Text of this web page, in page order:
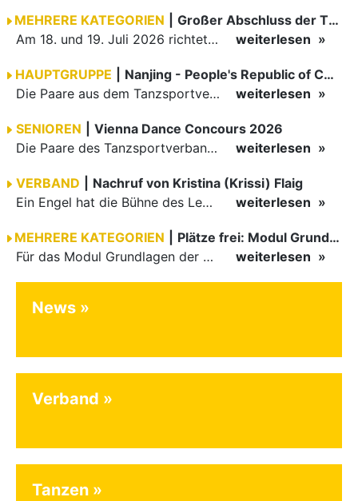
MEHRERE KATEGORIEN
Großer Abschluss der TBW-Trophy in Weinheim
Am 18. und 19. Juli 2026 richtete die Tanzsportabteilung (TSA) der TSG 1862 Weinheim das Abschlussturnier der diesjährigen TBW-Trophy-Serie aus. Zum traditionellen Saisonfinale kamen rund 400 Starts über…
weiterlesen
HAUPTGRUPPE
Nanjing - People's Republic of China
Die Paare aus dem Tanzsportverband Baden-Württemberg (TBW) haben beim hochklassig besetzten WDSF GrandSlam im chinesischen Nanjing wieder einmal auf internationalem Top-Niveau geglänzt. Das…
weiterlesen
SENIOREN
Vienna Dance Concours 2026
Die Paare des Tanzsportverbandes Baden-Württemberg (TBW) glänzten auf dem internationalen Parkett des Vienna Dance Concourse 2026 im Wiener Rathaus mit hervorragenden Platzierungen Ergebnisse unter: …
weiterlesen
VERBAND
Nachruf von Kristina (Krissi) Flaig
Ein Engel hat die Bühne des Lebens verlassen. Viel zu früh, plötzlich und für uns alle unfassbar, wurde unsere geliebte Kristina (Krissi) Flaig im Alter von 36 Jahren aus dem Leben gerissen. Das Tanzen…
weiterlesen
MEHRERE KATEGORIEN
Plätze frei: Modul Grundlagen
Für das Modul Grundlagen der Breitensportausbildung vom 10. bis 13. September an der Landessportschule Albstadt sind noch Plätze frei. Das Modul kann auch für den Lizenzerhalt (30 LE fachlich) genutzt…
weiterlesen
News
Verband
Tanzen